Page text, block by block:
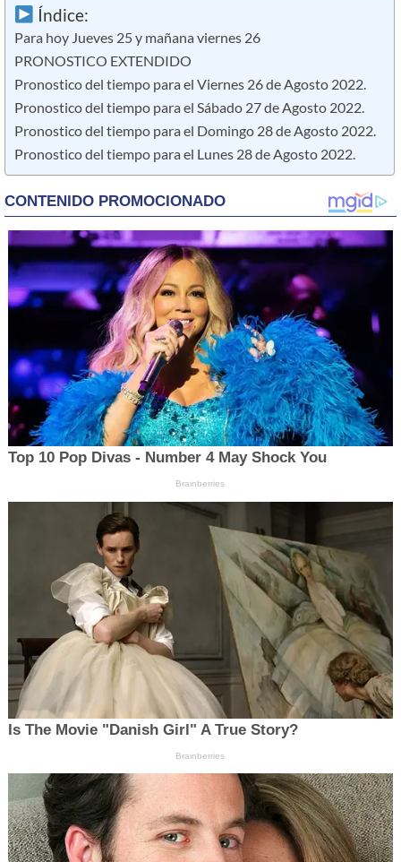
Índice:
Para hoy Jueves 25 y mañana viernes 26
PRONOSTICO EXTENDIDO
Pronostico del tiempo para el Viernes 26 de Agosto 2022.
Pronostico del tiempo para el Sábado 27 de Agosto 2022.
Pronostico del tiempo para el Domingo 28 de Agosto 2022.
Pronostico del tiempo para el Lunes 28 de Agosto 2022.